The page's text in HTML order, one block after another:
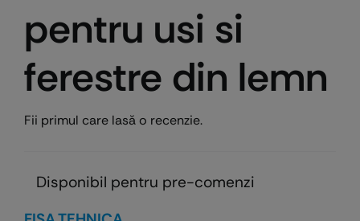
pentru usi si
ferestre din lemn
Fii primul care lasă o recenzie.
Disponibil pentru pre-comenzi